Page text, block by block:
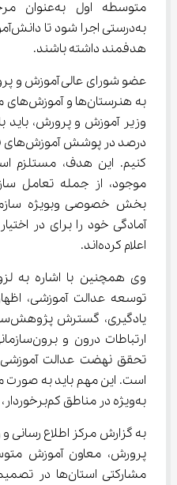
هدفمند داشته باشند.
عضو شورای عالی آموزش و
به
آمادگی خود را برای در
اعلام کرده‌اند.
وی همچنین با اشاره به
تحقق نهضت عدالت
است. این مهم باید به صورت
به‌ویژه در مناطق کم‌برخوردار، پیگیری شود.
به گزارش
پرورش، معاون آموزش